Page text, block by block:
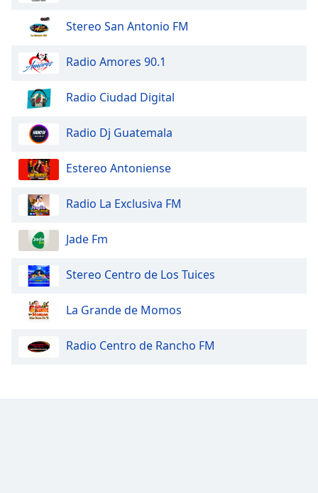
Opacity
Font
Family
Reset
Close
Dialog
dialog
Stereo San Antonio FM
Radio Amores 90.1
Radio Ciudad Digital
Radio Dj Guatemala
Estereo Antoniense
Radio La Exclusiva FM
Jade Fm
Stereo Centro de Los Tuices
La Grande de Momos
Radio Centro de Rancho FM